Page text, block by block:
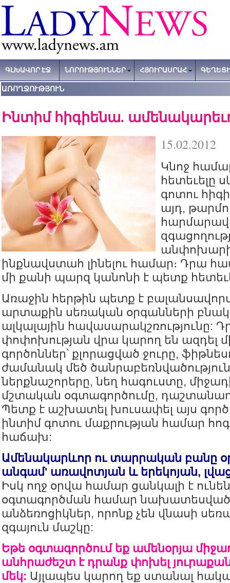
ԳԼԽԱՎՈՐ ԷՋ ՆՈՐՈՒԹՅՈՒՆՆԵՐ ՀՅՈՒՐԱՍՐԱՀ
ԱՌՈՂՋՈՒԹՅՈՒՆ
Ինտիմ հիգիենա.
15.02.2012
Կնոջ
հետեւելը
գոտու
այդ,
ինքնավստահ լինելու համար։ Դրա
մի քանի պարզ կանոնի է պետք
Առաջին հերթին պետք է
արտաքին սեռական օրգանների
ալկալային հավասարակշռությունը:
փոփոխության վրա կարող են ազդել
գործոններ՝ քլորացված ջուրը,
ժամանակ մեծ
ներքնաշորերը, նեղ հագուստը,
մշտական օգտագործումը,
Պետք է աշխատել խուսափել այս
ինտիմ գոտու մաքրության համար
հաճախ:
Ամենակարևոր ու տարրական բանը
անգամ' առավոտյան և երեկոյան,
Իսկ ողջ օրվա համար ցանկալի է
օգտագործման համար
անձեռոցիկներ, որոնք չեն վնասի
զգայուն մաշկը:
Եթե օգտագործում եք ամենօրյա
անհրաժեշտ է դրանք փոխել
մեկ: Այլապես կարող եք ստանալ